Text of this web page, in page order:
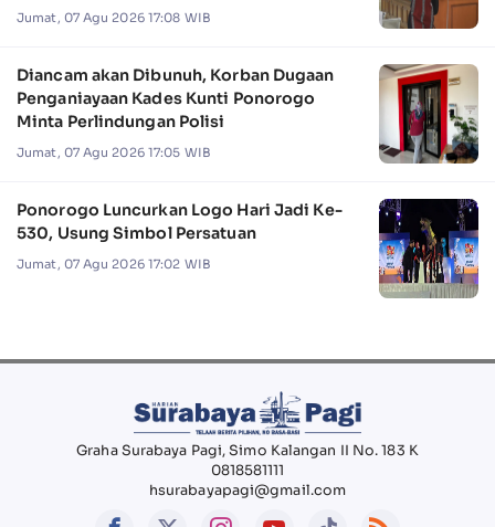
Jumat, 07 Agu 2026 17:08 WIB
Diancam akan Dibunuh, Korban Dugaan
Penganiayaan Kades Kunti Ponorogo
Minta Perlindungan Polisi
Jumat, 07 Agu 2026 17:05 WIB
Ponorogo Luncurkan Logo Hari Jadi Ke-
530, Usung Simbol Persatuan
Jumat, 07 Agu 2026 17:02 WIB
Graha Surabaya Pagi, Simo Kalangan II No. 183 K
0818581111
hsurabayapagi@gmail.com